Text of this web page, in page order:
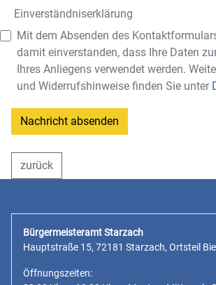
Einverständnis­erklärung
Mit dem Absenden des
damit einverstanden, dass Ihre Daten
Ihres Anliegens verwendet werden.
und Widerrufshinweise finden Sie unter
Nachricht absenden
zurück
Bürgermeisteramt Starzach
Hauptstraße 15, 72181 Starzach, Ortsteil
Öffnungszeiten: